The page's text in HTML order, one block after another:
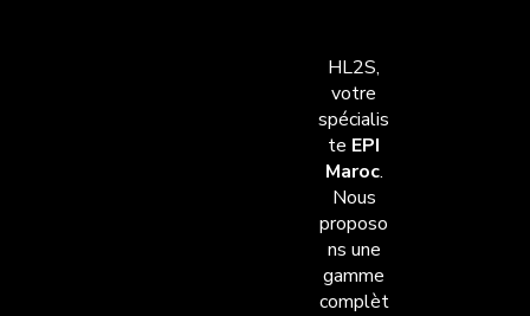
HL2S,
votre
spécialis
te EPI
Maroc.
Nous
proposo
ns une
gamme
complèt